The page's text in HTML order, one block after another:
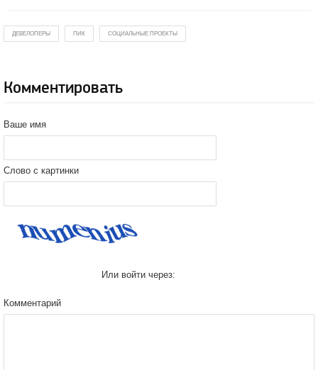
ДЕВЕЛОПЕРЫ ПИК СОЦИАЛЬНЫЕ ПРОЕКТЫ
Комментировать
Ваше имя
Слово с картинки
Или войти через:
Комментарий